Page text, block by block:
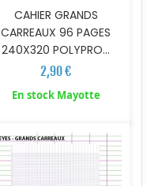
CAHIER GRANDS
CARREAUX 96 PAGES
240X320 POLYPRO...
2,90 €
En stock Mayotte